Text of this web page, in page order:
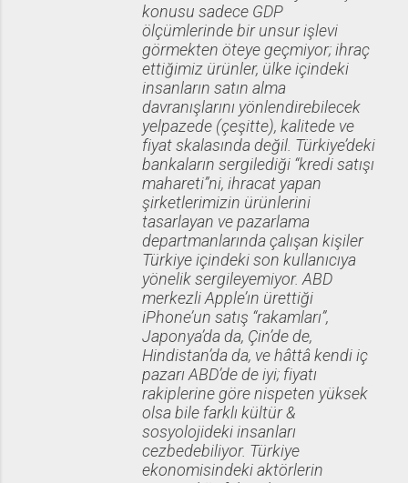
konusu sadece GDP
ölçümlerinde bir unsur işlevi
görmekten öteye geçmiyor; ihraç
ettiğimiz ürünler, ülke içindeki
insanların satın alma
davranışlarını yönlendirebilecek
yelpazede (çeşitte), kalitede ve
fiyat skalasında değil. Türkiye’deki
bankaların sergilediği “kredi satışı
mahareti”ni, ihracat yapan
şirketlerimizin ürünlerini
tasarlayan ve pazarlama
departmanlarında çalışan kişiler
Türkiye içindeki son kullanıcıya
yönelik sergileyemiyor. ABD
merkezli Apple’ın ürettiği
iPhone’un satış “rakamları”,
Japonya’da da, Çin’de de,
Hindistan’da da, ve hâttâ kendi iç
pazarı ABD’de de iyi; fiyatı
rakiplerine göre nispeten yüksek
olsa bile farklı kültür &
sosyolojideki insanları
cezbedebiliyor. Türkiye
ekonomisindeki aktörlerin